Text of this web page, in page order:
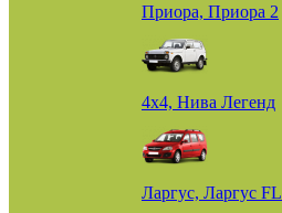
Приора, Приора 2
4х4, Нива Легенд
Ларгус, Ларгус FL